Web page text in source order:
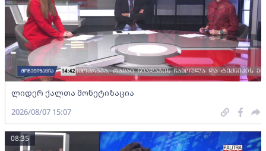
ლიდერ ქალთა მონეტიზაცია
2026/08/07 15:07
08:35